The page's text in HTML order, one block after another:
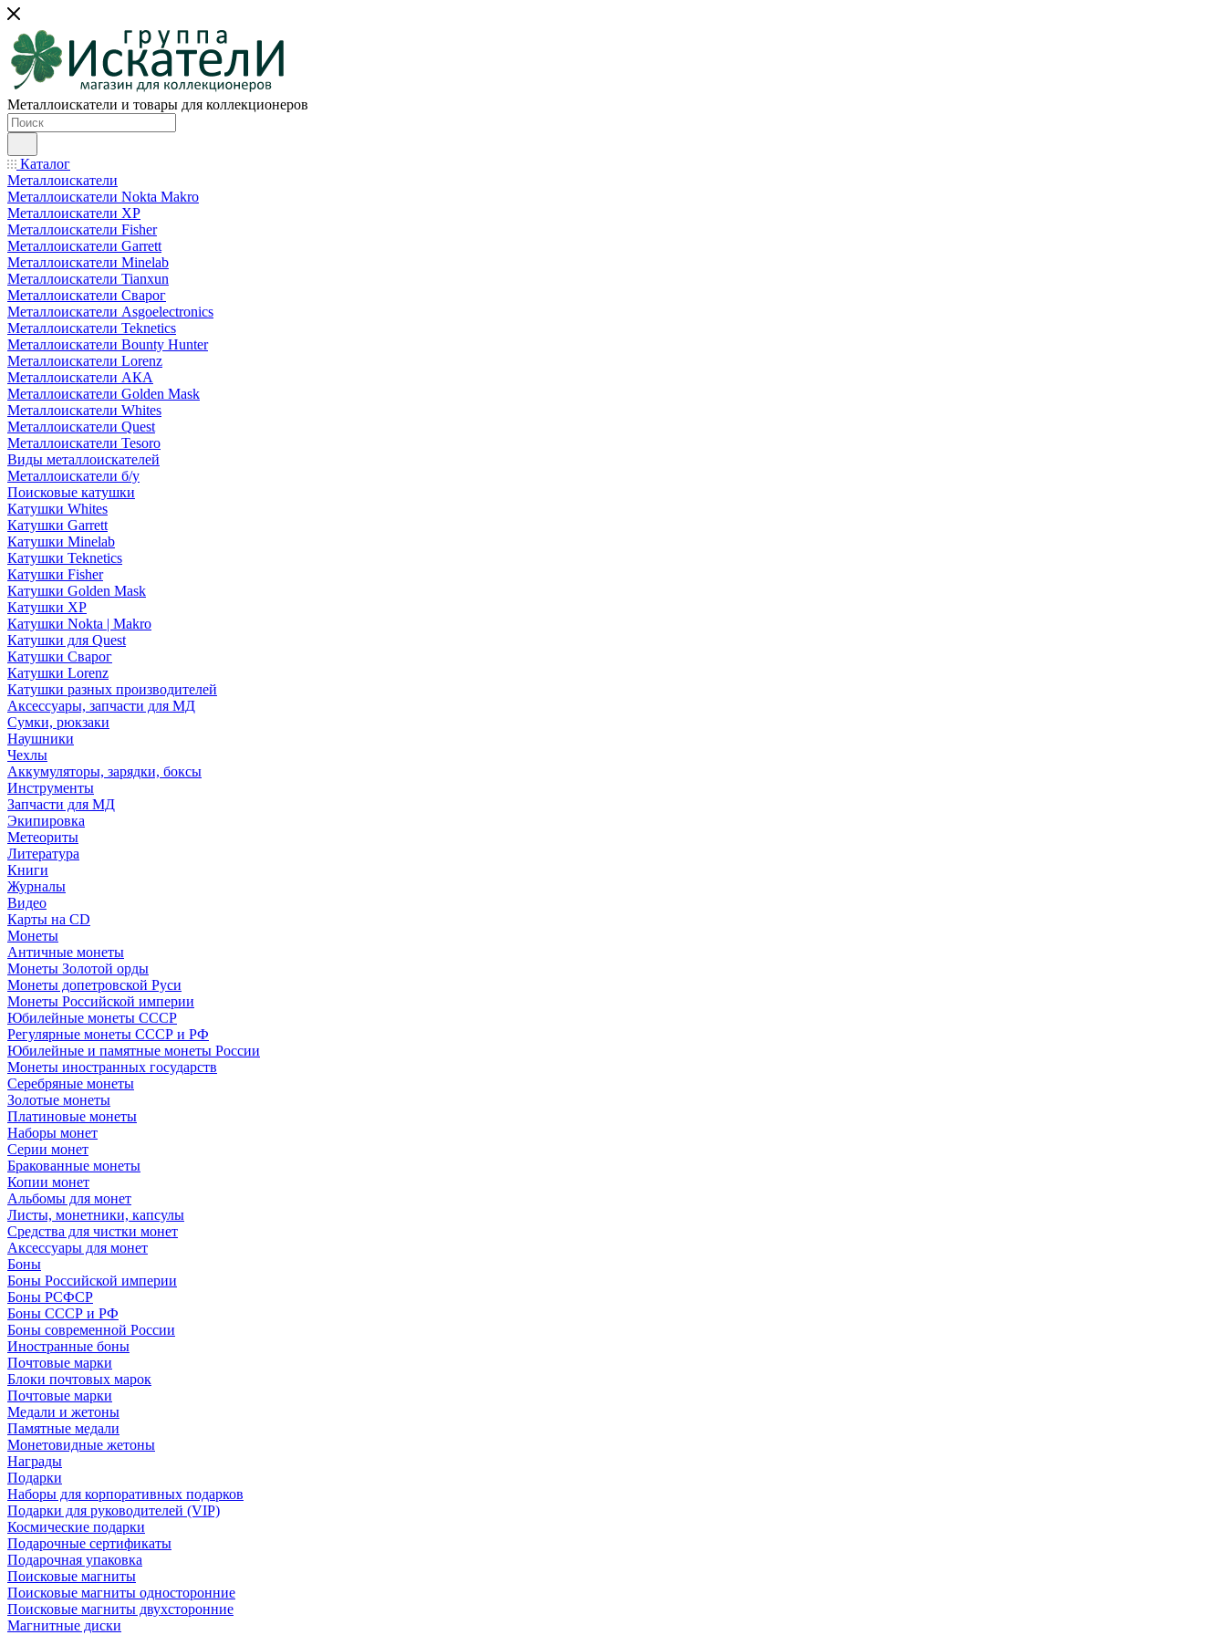
Металлоискатели и товары для коллекционеров
Каталог
Металлоискатели
Металлоискатели Nokta Makro
Металлоискатели XP
Металлоискатели Fisher
Металлоискатели Garrett
Металлоискатели Minelab
Металлоискатели Tianxun
Металлоискатели Сварог
Металлоискатели Asgoelectronics
Металлоискатели Teknetics
Металлоискатели Bounty Hunter
Металлоискатели Lorenz
Металлоискатели АКА
Металлоискатели Golden Mask
Металлоискатели Whites
Металлоискатели Quest
Металлоискатели Tesoro
Виды металлоискателей
Металлоискатели б/у
Поисковые катушки
Катушки Whites
Катушки Garrett
Катушки Minelab
Катушки Teknetics
Катушки Fisher
Катушки Golden Mask
Катушки XP
Катушки Nokta | Makro
Катушки для Quest
Катушки Сварог
Катушки Lorenz
Катушки разных производителей
Аксессуары, запчасти для МД
Сумки, рюкзаки
Наушники
Чехлы
Аккумуляторы, зарядки, боксы
Инструменты
Запчасти для МД
Экипировка
Метеориты
Литература
Книги
Журналы
Видео
Карты на CD
Монеты
Античные монеты
Монеты Золотой орды
Монеты допетровской Руси
Монеты Российской империи
Юбилейные монеты СССР
Регулярные монеты СССР и РФ
Юбилейные и памятные монеты России
Монеты иностранных государств
Серебряные монеты
Золотые монеты
Платиновые монеты
Наборы монет
Серии монет
Бракованные монеты
Копии монет
Альбомы для монет
Листы, монетники, капсулы
Средства для чистки монет
Аксессуары для монет
Боны
Боны Российской империи
Боны РСФСР
Боны СССР и РФ
Боны современной России
Иностранные боны
Почтовые марки
Блоки почтовых марок
Почтовые марки
Медали и жетоны
Памятные медали
Монетовидные жетоны
Награды
Подарки
Наборы для корпоративных подарков
Подарки для руководителей (VIP)
Космические подарки
Подарочные сертификаты
Подарочная упаковка
Поисковые магниты
Поисковые магниты односторонние
Поисковые магниты двухсторонние
Магнитные диски